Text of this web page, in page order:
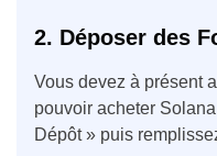
2. Déposer des
Vous devez à présent
pouvoir acheter
Dépôt » puis